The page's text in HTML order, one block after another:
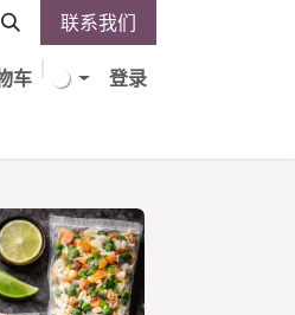
联系我们
车
登录